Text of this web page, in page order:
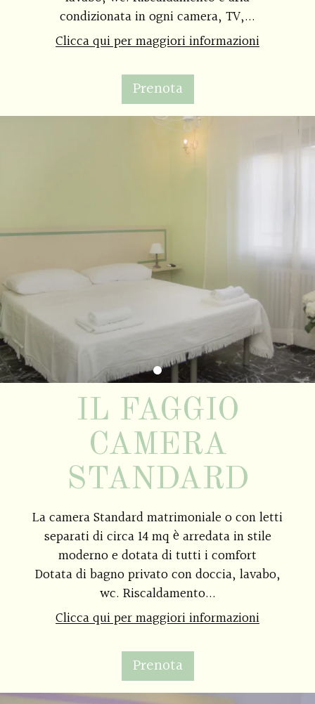
condizionata in ogni camera, TV,...
Clicca qui per maggiori informazioni
Prenota
IL FAGGIO
CAMERA
STANDARD
La camera Standard matrimoniale o con letti
separati di circa 14 mq è arredata in stile
moderno e dotata di tutti i comfort
Dotata di bagno privato con doccia, lavabo,
wc. Riscaldamento...
Clicca qui per maggiori informazioni
Prenota